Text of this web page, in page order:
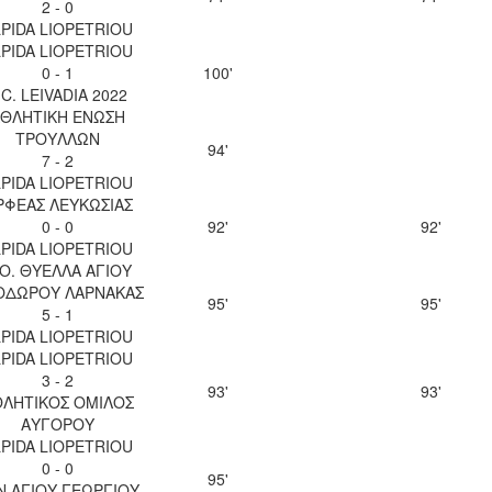
2 - 0
LIOPETRIOU
LIOPETRIOU
0 - 1
LEIVADIA 2022
100'
ΕΝΩΣΗ
ΤΡΟΥΛΛΩΝ
7 - 2
LIOPETRIOU
94'
ΛΕΥΚΩΣΙΑΣ
0 - 0
LIOPETRIOU
92' 92'
ΘΥΕΛΛΑ ΑΓΙΟΥ
ΛΑΡΝΑΚΑΣ
5 - 1
LIOPETRIOU
95' 95'
LIOPETRIOU
3 - 2
ΟΜΙΛΟΣ
ΑΥΓΟΡΟΥ
93' 93'
LIOPETRIOU
0 - 0
95'